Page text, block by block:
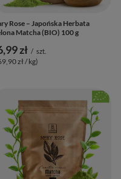
Rose – Japońska Herbata
Matcha (BIO) 100 g
zł / szt.
zł / kg)